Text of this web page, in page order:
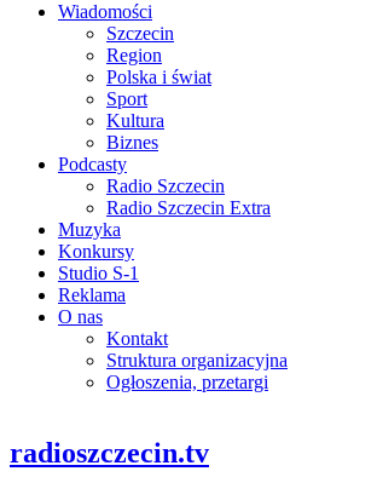
Wiadomości
Szczecin
Region
Polska i świat
Sport
Kultura
Biznes
Podcasty
Radio Szczecin
Radio Szczecin Extra
Muzyka
Konkursy
Studio S-1
Reklama
O nas
Kontakt
Struktura organizacyjna
Ogłoszenia, przetargi
radioszczecin.tv